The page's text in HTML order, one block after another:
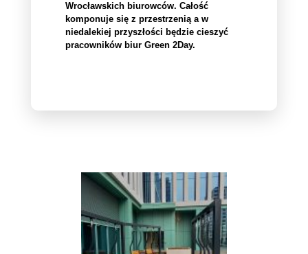
Wrocławskich biurowców. Całość
komponuje się z przestrzenią a w
niedalekiej przyszłości będzie cieszyć
pracowników biur Green 2Day.